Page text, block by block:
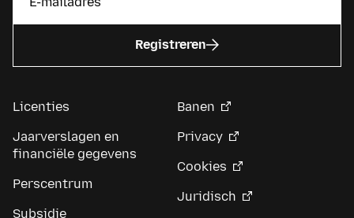
Registreren
Licenties
Jaarverslagen en
financiële gegevens
Perscentrum
Subsidie
Banen
Privacy
Cookies
Juridisch